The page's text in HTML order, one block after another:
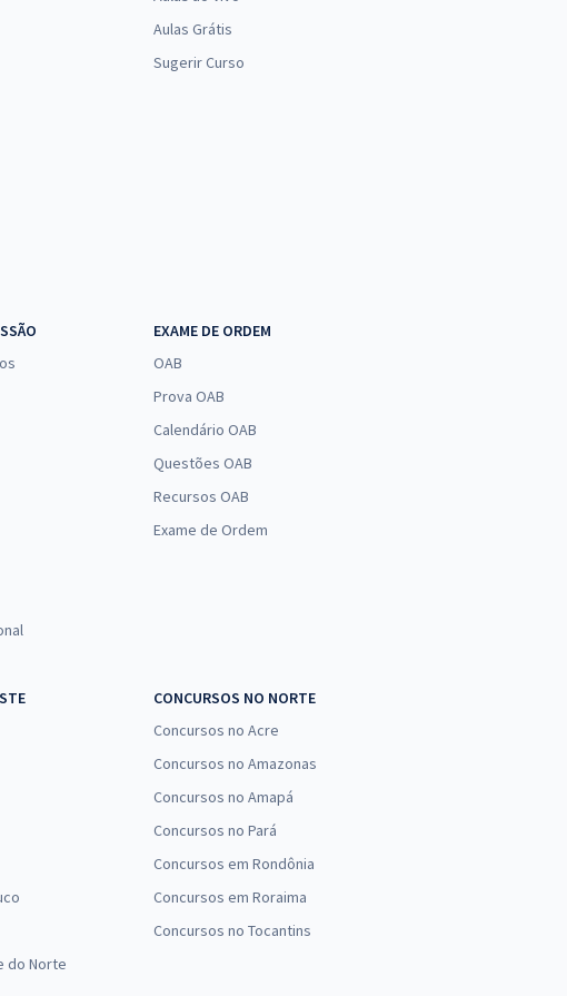
Aulas Grátis
Sugerir Curso
EXAME DE ORDEM
OAB
Prova OAB
Calendário OAB
Questões OAB
Recursos OAB
Exame de Ordem
do Norte
CONCURSOS NO NORTE
Concursos no Acre
Concursos no Amazonas
Concursos no Amapá
Concursos no Pará
Concursos em Rondônia
Concursos em Roraima
Concursos no Tocantins